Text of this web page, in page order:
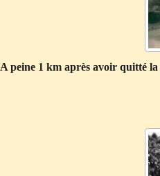
A peine 1 km après avoir quitté